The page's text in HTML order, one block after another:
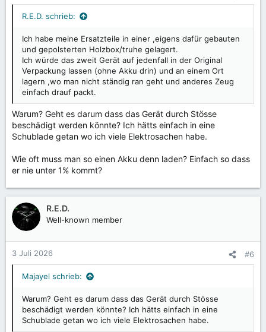
R.E.D. schrieb:
Ich habe meine Ersatzteile in einer ,eigens dafür gebauten
und gepolsterten Holzbox/truhe gelagert.
Ich würde das zweit Gerät auf jedenfall in der Original
Verpackung lassen (ohne Akku drin) und an einem Ort
lagern ,wo man nicht ständig ran geht und anderes Zeug
einfach drauf packt.
Warum? Geht es darum dass das Gerät durch Stösse
beschädigt werden könnte? Ich hätts einfach in eine
Schublade getan wo ich viele Elektrosachen habe.
Wie oft muss man so einen Akku denn laden? Einfach so dass
er nie unter 1% kommt?
R.E.D.
Well-known member
3 Juli 2026 #6
Majayel schrieb:
Warum? Geht es darum dass das Gerät durch Stösse
beschädigt werden könnte? Ich hätts einfach in eine
Schublade getan wo ich viele Elektrosachen habe.